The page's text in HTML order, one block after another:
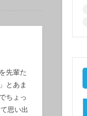
先輩た
とあま
ちょっ
思い出